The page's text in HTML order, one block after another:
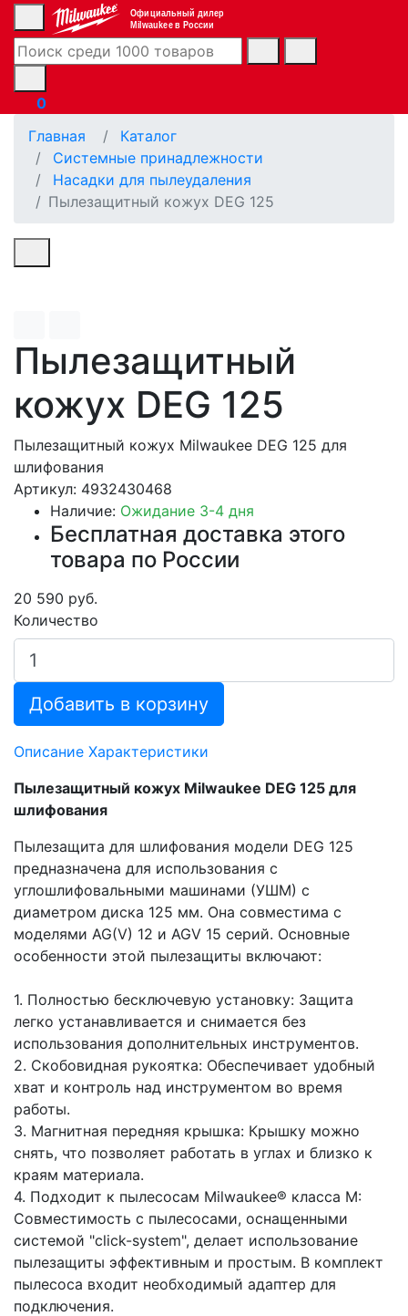
Официальный дилер
Milwaukee в России
0
Главная
Каталог
Системные принадлежности
Насадки для пылеудаления
Пылезащитный кожух DEG 125
Пылезащитный
кожух DEG 125
Пылезащитный кожух Milwaukee DEG 125 для
шлифования
Артикул: 4932430468
Наличие: Ожидание 3-4 дня
Бесплатная доставка этого
товара по России
20 590 руб.
Количество
Добавить в корзину
Описание Характеристики
Пылезащитный кожух Milwaukee DEG 125 для
шлифования
Пылезащита для шлифования модели DEG 125
предназначена для использования с
углошлифовальными машинами (УШМ) с
диаметром диска 125 мм. Она совместима с
моделями AG(V) 12 и AGV 15 серий. Основные
особенности этой пылезащиты включают:
1. Полностью бесключевую установку: Защита
легко устанавливается и снимается без
использования дополнительных инструментов.
2. Скобовидная рукоятка: Обеспечивает удобный
хват и контроль над инструментом во время
работы.
3. Магнитная передняя крышка: Крышку можно
снять, что позволяет работать в углах и близко к
краям материала.
4. Подходит к пылесосам Milwaukee® класса M:
Совместимость с пылесосами, оснащенными
системой "click-system", делает использование
пылезащиты эффективным и простым. В комплект
пылесоса входит необходимый адаптер для
подключения.